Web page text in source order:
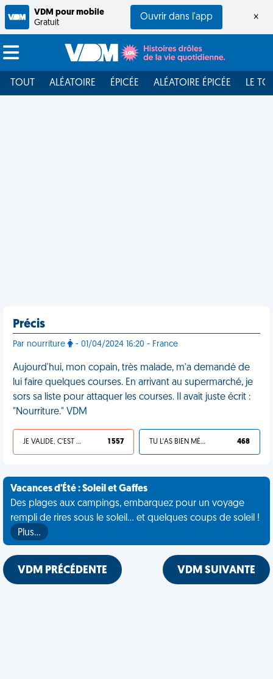
VDM pour mobile
Gratuit
Ouvrir dans l'app ×
TOUT ALÉATOIRE ÉPICÉE ALÉATOIRE ÉPICÉE LE
Précis
Par nourriture - 01/04/2024 16:20 - France
Aujourd'hui, mon copain, très malade, m'a demandé de
lui faire quelques courses. En arrivant au supermarché, je
sors sa liste pour attaquer les courses. Il avait juste écrit :
"Nourriture." VDM
JE VALIDE, C'EST UNE VDM 1 557 TU L'AS BIEN MÉRITÉ 468
Vacances d'Été : Soleil et Gaffes
Des plages aux campings, embarquez pour un voyage
rempli de rires sous le soleil... et quelques coups de soleil !
Plus…
VDM PRÉCÉDENTE VDM SUIVANTE